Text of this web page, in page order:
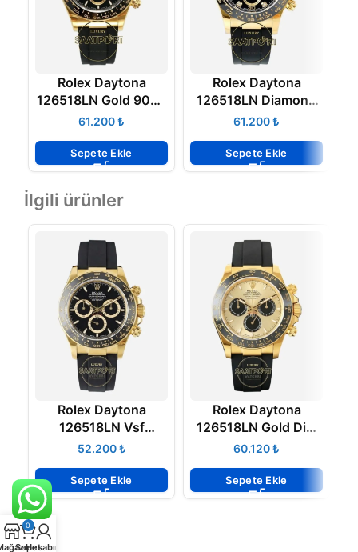
Rolex Daytona
126518LN Gold 904L
Kasa Oysterflex 4131
₺
Sepete Ekle
Rolex Daytona
126518LN Diamond
Siyah Kadran
Super Clone ETA
₺
Sepete Ekle
İlgili ürünler
Rolex Daytona
126518LN Vsf
Factory 4131 Super
₺
Sepete Ekle
Rolex Daytona
126518LN Gold Dial
Oysterflex VSF
Clone ETA
₺
Sepete Ekle
0
Sepet
Hesabım